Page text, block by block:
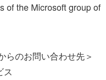
of the Microsoft group of
らのお問い合わせ先＞
ス